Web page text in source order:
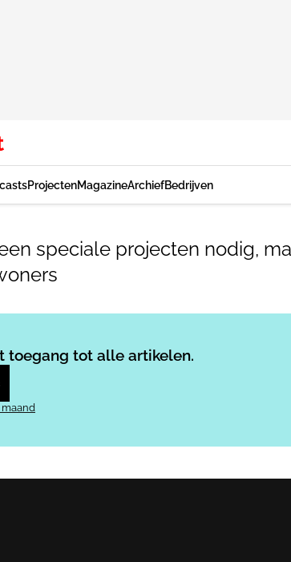
ProjectenMagazineArchiefBedrijven
speciale projecten nodig,
toegang tot alle artikelen.